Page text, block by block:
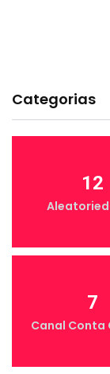
Categorias
12
7
Canal Conta